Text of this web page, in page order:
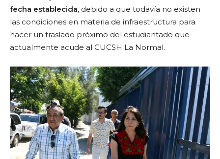
fecha establecida, debido a que todavía no existen
las condiciones en materia de infraestructura para
hacer un traslado próximo del estudiantado que
actualmente acude al CUCSH La Normal.